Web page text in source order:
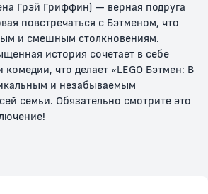
ЛЕГО Звездные войны:
Праздничный спецвыпуск
6+
Грэй Гриффин) — верная подруга
повстречаться с Бэтменом, что
и смешным столкновениям.
история сочетает в себе
комедии, что делает «LEGO Бэтмен: В
и незабываемым
семьи. Обязательно смотрите это